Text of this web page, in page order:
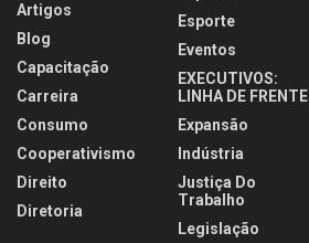
Artigos
Blog
Capacitação
Carreira
Consumo
Cooperativismo
Direito
Diretoria
Esporte
Eventos
EXECUTIVOS:
LINHA DE FRENTE
Expansão
Indústria
Justiça Do
Trabalho
Legislação